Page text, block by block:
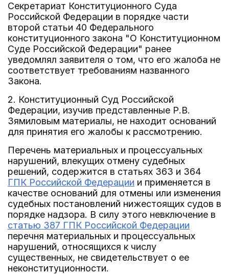
Секретариат Конституционного Суда
Российской Федерации в порядке части
второй статьи 40 Федерального
конституционного закона "О Конституционном
Суде Российской Федерации" ранее
уведомлял заявителя о том, что его жалоба не
соответствует требованиям названного
Закона.
2. Конституционный Суд Российской
Федерации, изучив представленные Р.В.
Зямиловым материалы, не находит оснований
для принятия его жалобы к рассмотрению.
Перечень материальных и процессуальных
нарушений, влекущих отмену судебных
решений, содержится в статьях 363 и 364
ГПК Российской Федерации и применяется в
качестве оснований для отмены или изменения
судебных постановлений нижестоящих судов в
порядке надзора. В силу этого невключение в
статью 387 ГПК Российской Федерации
перечня материальных и процессуальных
нарушений, относящихся к числу
существенных, не свидетельствует о ее
неконституционности.